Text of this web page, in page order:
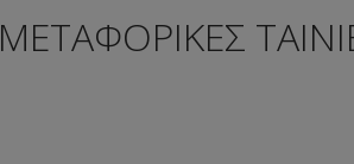
ΜETAΦΟΡΙΚΕΣ